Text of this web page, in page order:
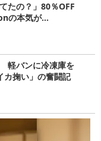
たの？」80％OFF
の本気が...
軽バンに冷凍庫を
カ掬い」の奮闘記